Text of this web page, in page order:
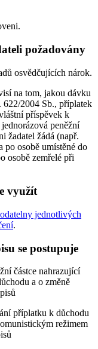
požadovány
osvědčujících nárok.
na tom, jakou dávku
2004 Sb., příplatek
příspěvek k
peněžní
žadatel žádá (např.
osobě umístěné do
osobě zemřelé při
využít
jednotlivých
.
se postupuje
částce nahrazující
a o změně
příplatku k důchodu
režimem